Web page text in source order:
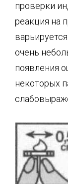
проверки
реакция на
очень
появления
некоторых